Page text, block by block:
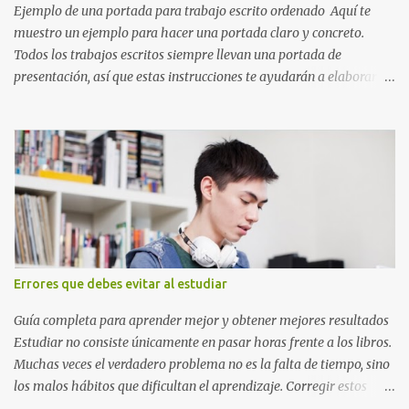
Ejemplo de una portada para trabajo escrito ordenado Aquí te
muestro un ejemplo para hacer una portada claro y concreto.
Todos los trabajos escritos siempre llevan una portada de
presentación, así que estas instrucciones te ayudarán a elaborar
compartir el enlace de este artículo para que así como a ti también
ellos se puedan guiar con esta explicación. Los datos esenciales
para una portada para presentar un trabajo escrito a mano o
impreso son los siguientes y en este orden: Nombre de la escuela o
del instituto (Es muy importante este dato) Título del trabajo
(Puede ser: Ensayo sobre la lectura, o Informe de computación)
Nombre completo del alumno que va a presentar dicho trabajo
escrito La clase, materia ó asignatura Grupo Nombre del maestro
o catedrático Ciudad y fecha...
Errores que debes evitar al estudiar
Guía completa para aprender mejor y obtener mejores resultados
Estudiar no consiste únicamente en pasar horas frente a los libros.
Muchas veces el verdadero problema no es la falta de tiempo, sino
los malos hábitos que dificultan el aprendizaje. Corregir estos